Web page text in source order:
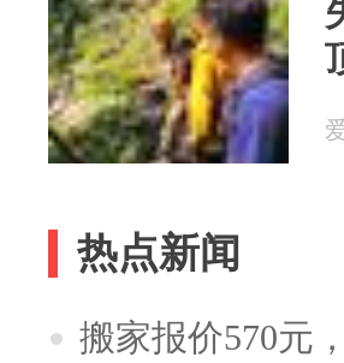
热点新闻
搬家报价570元